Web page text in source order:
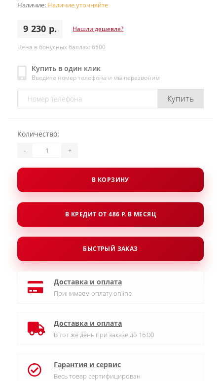
Наличие: Наличие уточняйте
9 230 р. Нашли дешевле?
Цена в бонусных баллах: 6500
Купить в один клик
Введите номер телефона и мы перезвоним
Купить
Количество:
- +
В КОРЗИНУ
В КРЕДИТ ОТ 486 Р. В МЕСЯЦ
БЫСТРЫЙ ЗАКАЗ
Доставка и оплата
Принимаем оплату online
Доставка и оплата
В тот же день при заказе до 16:00
Гарантия и сервис
Весь товар сертифицирован